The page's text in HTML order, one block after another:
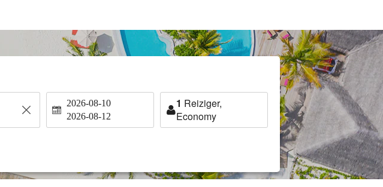
2026-08-10
2026-08-12
1 Reiziger,
Economy